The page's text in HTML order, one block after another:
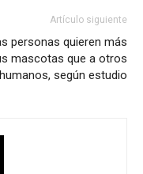
Artículo siguiente
personas quieren más
mascotas que a otros
según estudio